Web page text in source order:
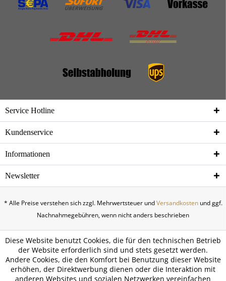
Service Hotline
Kundenservice
Informationen
Newsletter
* Alle Preise verstehen sich zzgl. Mehrwertsteuer undVersandkostenund ggf.
Nachnahmegebühren, wenn nicht anders beschrieben
Diese Website benutzt Cookies, die für den technischen Betrieb
der Website erforderlich sind und stets gesetzt werden.
Andere Cookies, die den Komfort bei Benutzung dieser Website
erhöhen, der Direktwerbung dienen oder die Interaktion mit
anderen Websites und sozialen Netzwerken vereinfachen